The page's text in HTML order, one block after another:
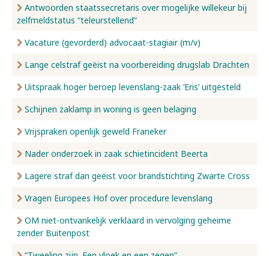
Antwoorden staatssecretaris over mogelijke willekeur bij
zelfmeldstatus “teleurstellend”
Vacature (gevorderd) advocaat-stagiair (m/v)
Lange celstraf geëist na voorbereiding drugslab Drachten
Uitspraak hoger beroep levenslang-zaak ‘Eris’ uitgesteld
Schijnen zaklamp in woning is geen belaging
Vrijspraken openlijk geweld Franeker
Nader onderzoek in zaak schietincident Beerta
Lagere straf dan geëist voor brandstichting Zwarte Cross
Vragen Europees Hof over procedure levenslang
OM niet-ontvankelijk verklaard in vervolging geheime
zender Buitenpost